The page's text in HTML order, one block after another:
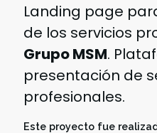
Landing page
de los servicios
Grupo MSM.
presentación de
profesionales.
Este proyecto fue